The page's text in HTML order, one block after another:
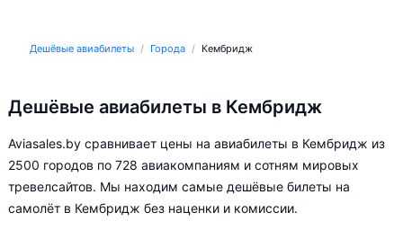
Дешёвые авиабилеты Города Кембридж
Дешёвые авиабилеты в Кембридж
Aviasales.by сравнивает цены на авиабилеты в Кембридж из
2500 городов по 728 авиакомпаниям и сотням мировых
тревелсайтов. Мы находим самые дешёвые билеты на
самолёт в Кембридж без наценки и комиссии.